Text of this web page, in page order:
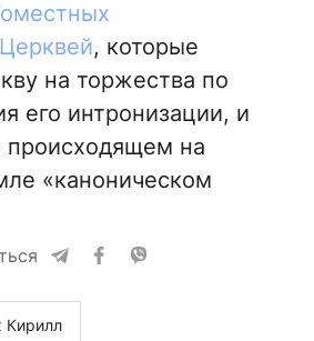
, которые
на торжества по
его интронизации, и
происходящем на
«каноническом
Кирилл